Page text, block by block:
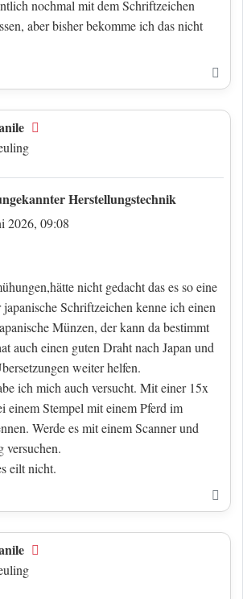
nochmal mit dem Schriftzeichen
aber bisher bekomme ich das nicht
Herstellungstechnik
2026, 09:08
nicht gedacht das es so eine
Schriftzeichen kenne ich einen
Münzen, der kann da bestimmt
auch einen guten Draht nach Japan und
weiter helfen.
ich mich auch versucht. Mit einer 15x
einem Stempel mit einem Pferd im
Werde es mit einem Scanner und
versuchen.
eilt nicht.